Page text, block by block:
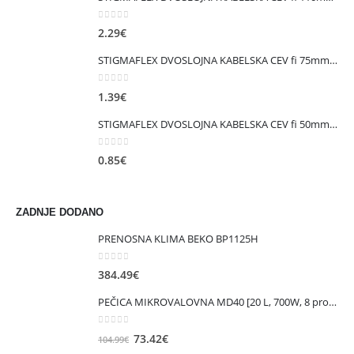
0 out of 5
2.29€
STIGMAFLEX DVOSLOJNA KABELSKA CEV fi 75mm , kolut 50 m, cena za tekoči meter
1.39€
STIGMAFLEX DVOSLOJNA KABELSKA CEV fi 50mm , kolut 50 m, cena za tekoči meter
0 out of 5
0.85€
ZADNJE DODANO
PRENOSNA KLIMA BEKO BP1125H
0out of 5
384.49€
PEČICA MIKROVALOVNA MD40 [20 L, 700W, 8 prog., bela ]
104.99€ Izvirna
73.42€Trenutna